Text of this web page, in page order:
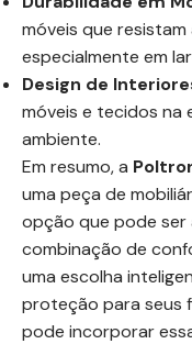
móveis que
especialmente em
Design de
móveis e tecidos na
ambiente.
Em resumo, a
uma peça de
opção que pode ser
combinação de
uma escolha
proteção para seus
pode incorporar